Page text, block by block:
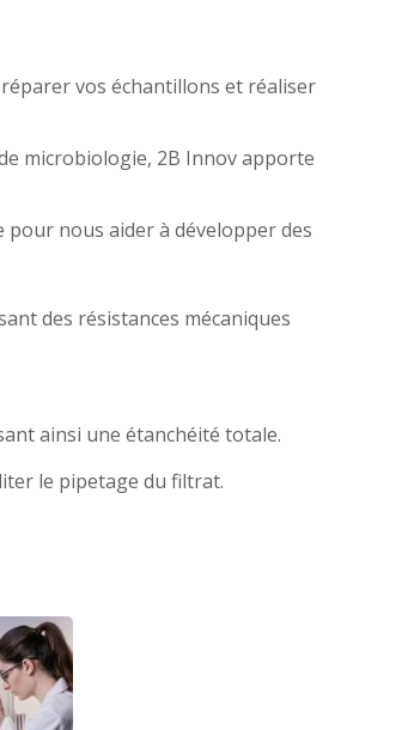
vos échantillons et réaliser
microbiologie, 2B Innov apporte
nous aider à développer des
des résistances mécaniques
ainsi une étanchéité totale.
le pipetage du filtrat.